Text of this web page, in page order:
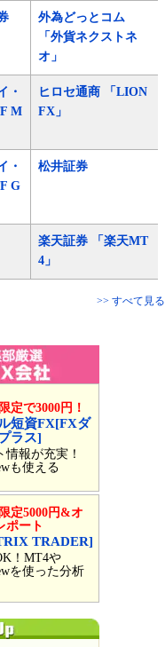
外為どっとコム
「外貨ネクストネ
オ」
・
M
ヒロセ通商 「LION
FX」
・
G
松井証券
楽天証券 「楽天MT
4」
>> すべて見る
定で3000円！
短資FX[FXダ
ラス]
情報が充実！
も使える
定5000円&オ
ポート
TRADER]
！MT4や
を使った分析